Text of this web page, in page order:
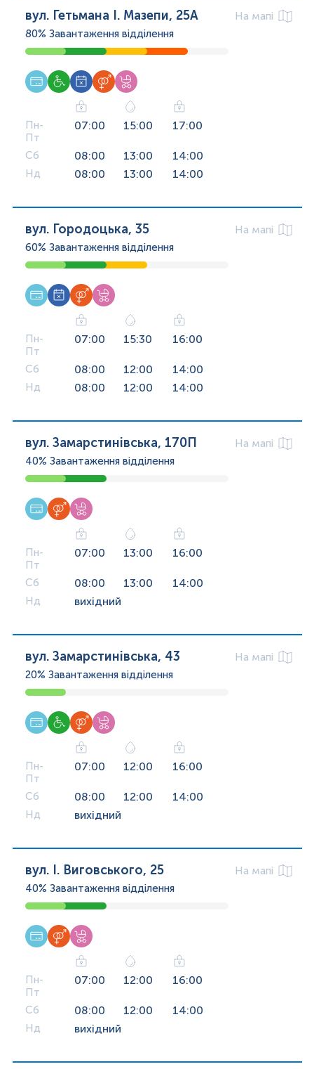
вул. Гетьмана І. Мазепи, 25А
На мапі
80% Завантаження відділення
Пн-
Пт
07:00 15:00 17:00
Сб 08:00 13:00 14:00
Нд 08:00 13:00 14:00
вул. Городоцька, 35
На мапі
60% Завантаження відділення
Пн-
Пт
07:00 15:30 16:00
Сб 08:00 12:00 14:00
Нд 08:00 12:00 14:00
вул. Замарстинівська, 170П
На мапі
40% Завантаження відділення
Пн-
Пт
07:00 13:00 16:00
Сб 08:00 13:00 14:00
Нд вихідний
вул. Замарстинівська, 43
На мапі
20% Завантаження відділення
Пн-
Пт
07:00 12:00 16:00
Сб 08:00 12:00 14:00
Нд вихідний
вул. І. Виговського, 25
На мапі
40% Завантаження відділення
Пн-
Пт
07:00 12:00 16:00
Сб 08:00 12:00 14:00
Нд вихідний